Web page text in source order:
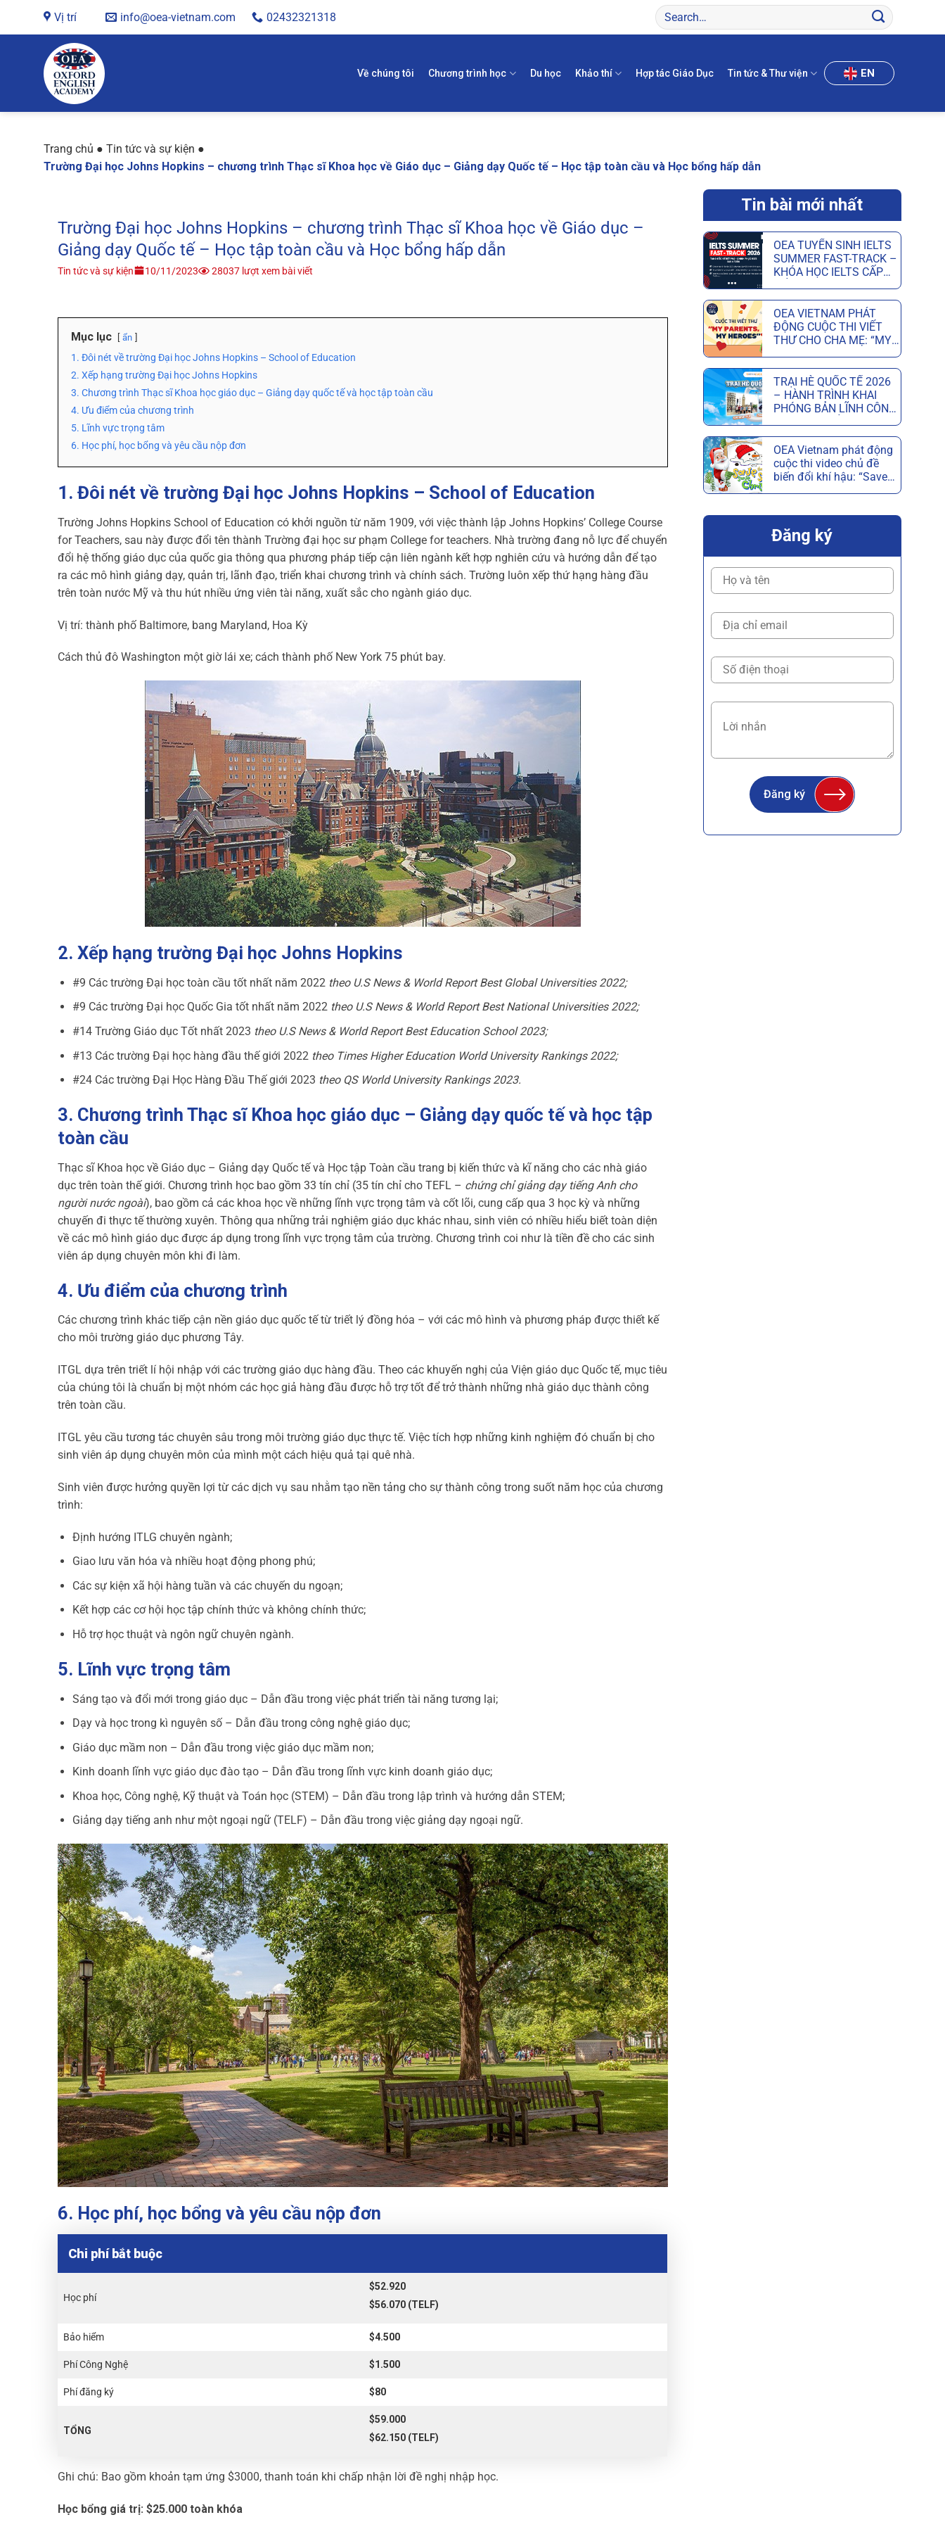
Vị trí info@oea-vietnam.com 02432321318
Về chúng tôi Chương trình học Du học Khảo thí Hợp tác Giáo Dục Tin tức & Thư viện EN
Trang chủ ● Tin tức và sự kiện ●
Trường Đại học Johns Hopkins – chương trình Thạc sĩ Khoa học về Giáo dục – Giảng dạy Quốc tế – Học tập toàn cầu và Học bổng hấp dẫn
Trường Đại học Johns Hopkins – chương trình Thạc sĩ Khoa học về Giáo dục –
Giảng dạy Quốc tế – Học tập toàn cầu và Học bổng hấp dẫn
Tin tức và sự kiện 10/11/2023 28037 lượt xem bài viết
Mục lục ẩn
1. Đôi nét về trường Đại học Johns Hopkins – School of Education
2. Xếp hạng trường Đại học Johns Hopkins
3. Chương trình Thạc sĩ Khoa học giáo dục – Giảng dạy quốc tế và học tập toàn cầu
4. Ưu điểm của chương trình
5. Lĩnh vực trọng tâm
6. Học phí, học bổng và yêu cầu nộp đơn
1. Đôi nét về trường Đại học Johns Hopkins – School of Education
Trường Johns Hopkins School of Education có khởi nguồn từ năm 1909, với việc thành lập Johns Hopkins’ College Course
for Teachers, sau này được đổi tên thành Trường đại học sư phạm College for teachers. Nhà trường đang nỗ lực để chuyển
đổi hệ thống giáo dục của quốc gia thông qua phương pháp tiếp cận liên ngành kết hợp nghiên cứu và hướng dẫn để tạo
ra các mô hình giảng dạy, quản trị, lãnh đạo, triển khai chương trình và chính sách. Trường luôn xếp thứ hạng hàng đầu
trên toàn nước Mỹ và thu hút nhiều ứng viên tài năng, xuất sắc cho ngành giáo dục.
Vị trí: thành phố Baltimore, bang Maryland, Hoa Kỳ
Cách thủ đô Washington một giờ lái xe; cách thành phố New York 75 phút bay.
2. Xếp hạng trường Đại học Johns Hopkins
#9 Các trường Đại học toàn cầu tốt nhất năm 2022 theo U.S News & World Report Best Global Universities 2022;
#9 Các trường Đại học Quốc Gia tốt nhất năm 2022 theo U.S News & World Report Best National Universities 2022;
#14 Trường Giáo dục Tốt nhất 2023 theo U.S News & World Report Best Education School 2023;
#13 Các trường Đại học hàng đầu thế giới 2022 theo Times Higher Education World University Rankings 2022;
#24 Các trường Đại Học Hàng Đầu Thế giới 2023 theo QS World University Rankings 2023.
3. Chương trình Thạc sĩ Khoa học giáo dục – Giảng dạy quốc tế và học tập
toàn cầu
Thạc sĩ Khoa học về Giáo dục – Giảng dạy Quốc tế và Học tập Toàn cầu trang bị kiến thức và kĩ năng cho các nhà giáo
dục trên toàn thế giới. Chương trình học bao gồm 33 tín chỉ (35 tín chỉ cho TEFL – chứng chỉ giảng dạy tiếng Anh cho
người nước ngoài), bao gồm cả các khoa học về những lĩnh vực trọng tâm và cốt lõi, cung cấp qua 3 học kỳ và những
chuyến đi thực tế thường xuyên. Thông qua những trải nghiệm giáo dục khác nhau, sinh viên có nhiều hiểu biết toàn diện
về các mô hình giáo dục được áp dụng trong lĩnh vực trọng tâm của trường. Chương trình coi như là tiền đề cho các sinh
viên áp dụng chuyên môn khi đi làm.
4. Ưu điểm của chương trình
Các chương trình khác tiếp cận nền giáo dục quốc tế từ triết lý đồng hóa – với các mô hình và phương pháp được thiết kế
cho môi trường giáo dục phương Tây.
ITGL dựa trên triết lí hội nhập với các trường giáo dục hàng đầu. Theo các khuyến nghị của Viện giáo dục Quốc tế, mục tiêu
của chúng tôi là chuẩn bị một nhóm các học giả hàng đầu được hỗ trợ tốt để trở thành những nhà giáo dục thành công
trên toàn cầu.
ITGL yêu cầu tương tác chuyên sâu trong môi trường giáo dục thực tế. Việc tích hợp những kinh nghiệm đó chuẩn bị cho
sinh viên áp dụng chuyên môn của mình một cách hiệu quả tại quê nhà.
Sinh viên được hưởng quyền lợi từ các dịch vụ sau nhằm tạo nền tảng cho sự thành công trong suốt năm học của chương
trình:
Định hướng ITLG chuyên ngành;
Giao lưu văn hóa và nhiều hoạt động phong phú;
Các sự kiện xã hội hàng tuần và các chuyến du ngoạn;
Kết hợp các cơ hội học tập chính thức và không chính thức;
Hỗ trợ học thuật và ngôn ngữ chuyên ngành.
5. Lĩnh vực trọng tâm
Sáng tạo và đổi mới trong giáo dục – Dẫn đầu trong việc phát triển tài năng tương lại;
Dạy và học trong kì nguyên số – Dẫn đầu trong công nghệ giáo dục;
Giáo dục mầm non – Dẫn đầu trong việc giáo dục mầm non;
Kinh doanh lĩnh vực giáo dục đào tạo – Dẫn đầu trong lĩnh vực kinh doanh giáo dục;
Khoa học, Công nghệ, Kỹ thuật và Toán học (STEM) – Dẫn đầu trong lập trình và hướng dẫn STEM;
Giảng dạy tiếng anh như một ngoại ngữ (TELF) – Dẫn đầu trong việc giảng dạy ngoại ngữ.
6. Học phí, học bổng và yêu cầu nộp đơn
Chi phí bắt buộc
Học phí
$52.920
$56.070 (TELF)
Bảo hiểm $4.500
Phí Công Nghệ $1.500
Phí đăng ký $80
TỔNG
$59.000
$62.150 (TELF)
Ghi chú: Bao gồm khoản tạm ứng $3000, thanh toán khi chấp nhận lời đề nghị nhập học.
Học bổng giá trị: $25.000 toàn khóa
Tin bài mới nhất
OEA TUYỂN SINH IELTS
SUMMER FAST-TRACK –
KHÓA HỌC IELTS CẤP
TIÊU CHỈ SAU 6 TUẦN
OEA VIETNAM PHÁT
ĐỘNG CUỘC THI VIẾT
THƯ CHO CHA MẸ: “MY
MỪNG NGÀY CỦA CHA
VÀ NGÀY CỦA MẸ
TRẠI HÈ QUỐC TẾ 2026
– HÀNH TRÌNH KHAI
PHÓNG BẢN LĨNH CÔNG
OEA Vietnam phát động
cuộc thi video chủ đề
biến đổi khí hậu: “Save
Đăng ký
Đăng ký